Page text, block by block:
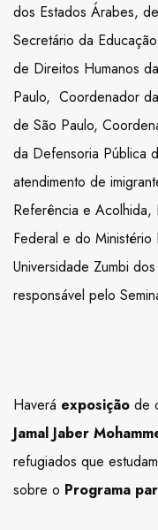
dos Estados Árabes,
Secretário da
de Direitos Humanos
Paulo, Coordenador
de São Paulo,
da Defensoria Pública
atendimento de
Referência e Acolhida,
Federal e do Ministério
Universidade Zumbi
responsável pelo
Haverá exposição de
Jamal Jaber
refugiados que
sobre o Programa